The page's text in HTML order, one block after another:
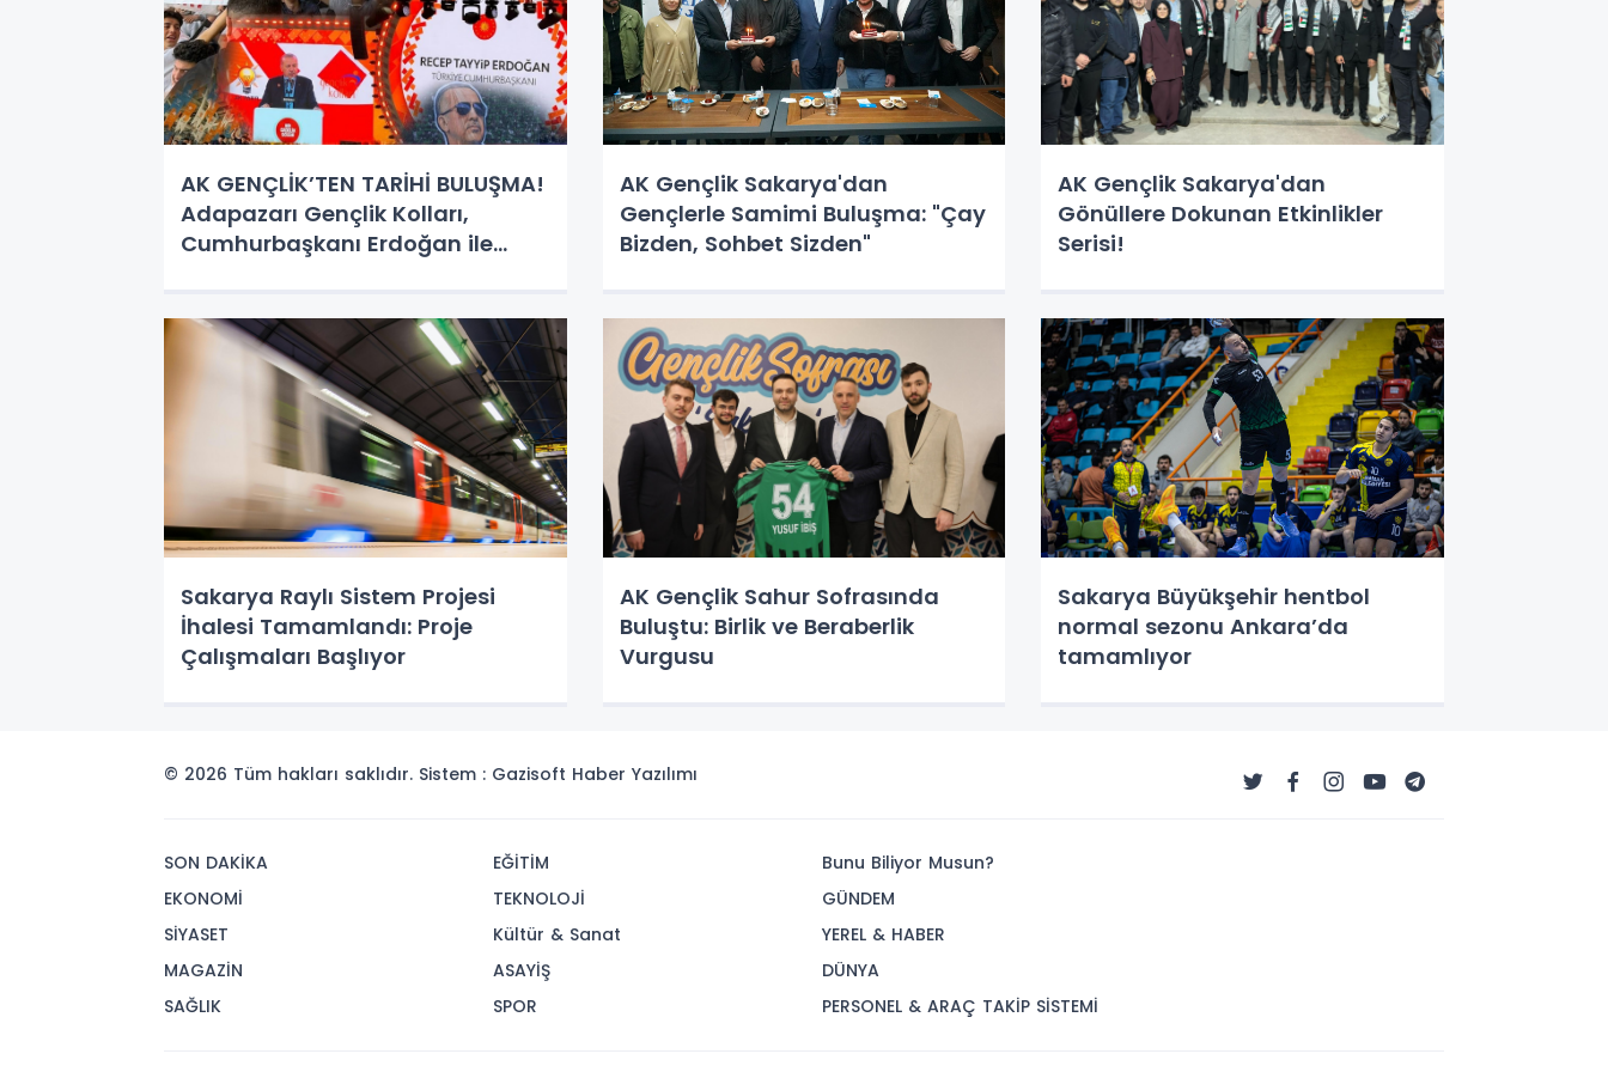
AK GENÇLİK’TEN TARİHİ BULUŞMA!
Adapazarı Gençlik Kolları,
Cumhurbaşkanı Erdoğan ile
AK Gençlik Sakarya'dan
Gençlerle Samimi Buluşma: "Çay
Bizden, Sohbet Sizden"
AK Gençlik Sakarya'dan
Gönüllere Dokunan Etkinlikler
Serisi!
Sakarya Raylı Sistem Projesi
İhalesi Tamamlandı: Proje
Çalışmaları Başlıyor
AK Gençlik Sahur Sofrasında
Buluştu: Birlik ve Beraberlik
Vurgusu
Sakarya Büyükşehir hentbol
normal sezonu Ankara’da
tamamlıyor
© 2026 Tüm hakları saklıdır. Sistem : Gazisoft Haber Yazılımı
SON DAKİKA
EKONOMİ
SİYASET
MAGAZİN
SAĞLIK
EĞİTİM
TEKNOLOJİ
Kültür & Sanat
ASAYİŞ
SPOR
Bunu Biliyor Musun?
GÜNDEM
YEREL & HABER
DÜNYA
PERSONEL & ARAÇ TAKİP SİSTEMİ